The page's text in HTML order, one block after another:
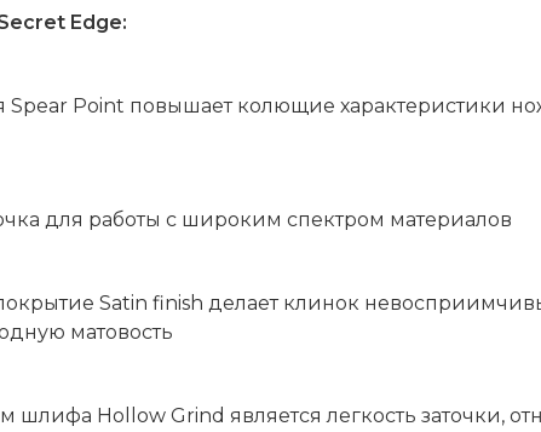
Edge:
Spear Point повышает колющие характеристики
для работы с широким спектром материалов
Satin finish делает клинок
матовость
шлифа Hollow Grind является легкость заточки,